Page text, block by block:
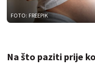
FOTO: FREEPIK
Na što paziti prije